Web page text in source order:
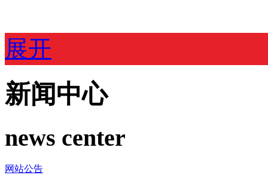
展开
新闻中心
news center
网站公告